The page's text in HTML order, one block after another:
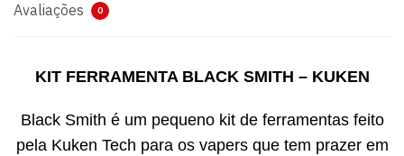
Avaliações 0
KIT FERRAMENTA BLACK SMITH – KUKEN
Black Smith é um pequeno kit de ferramentas feito
pela Kuken Tech para os vapers que tem prazer em